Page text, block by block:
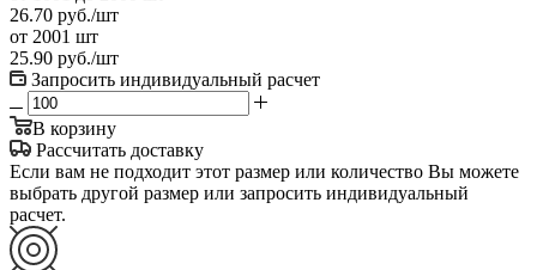
26.70 руб./шт
от 2001 шт
25.90 руб./шт
Запросить индивидуальный расчет
В корзину
Рассчитать доставку
Если вам не подходит этот размер или количество Вы можете
выбрать другой размер или запросить индивидуальный
расчет.